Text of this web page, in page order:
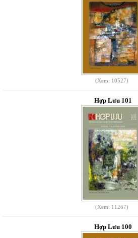
(Xem: 10527)
Hợp Lưu 101
(Xem: 11267)
Hợp Lưu 100